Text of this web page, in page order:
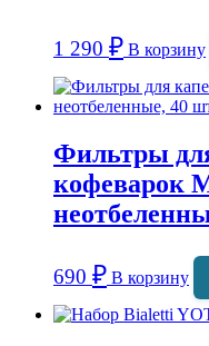
1 290 ₽ В корзину
Фильтры
кофеварок
690 ₽ В корзину